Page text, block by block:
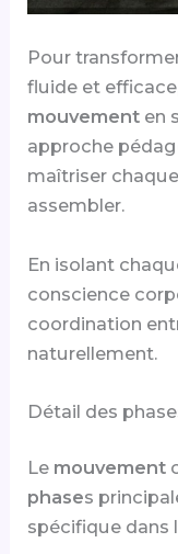
Pour
fluide et
mouvement en
approche
maîtriser
assembler.
En isolant
conscience
coordination
naturellement.
Détail des
Le mouvement
phases
spécifique dans